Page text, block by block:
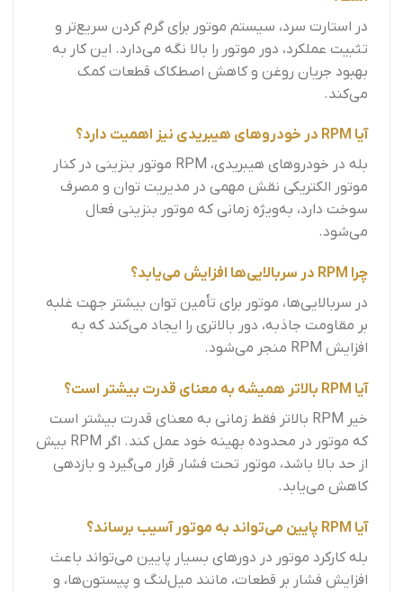
در استارت سرد، سیستم موتور برای گرم کردن سریع‌تر و
تثبیت عملکرد، دور موتور را بالا نگه می‌دارد. این کار به
بهبود جریان روغن و کاهش اصطکاک قطعات کمک
می‌کند.
آیا RPM در خودروهای هیبریدی نیز اهمیت دارد؟
بله در خودروهای هیبریدی، RPM موتور بنزینی در کنار
موتور الکتریکی نقش مهمی در مدیریت توان و مصرف
سوخت دارد، به‌ویژه زمانی که موتور بنزینی فعال
می‌شود.
چرا RPM در سربالایی‌ها افزایش می‌یابد؟
در سربالایی‌ها، موتور برای تأمین توان بیشتر جهت غلبه
بر مقاومت جاذبه، دور بالاتری را ایجاد می‌کند که به
افزایش RPM منجر می‌شود.
آیا RPM بالاتر همیشه به معنای قدرت بیشتر است؟
خیر RPM بالاتر فقط زمانی به معنای قدرت بیشتر است
که موتور در محدوده بهینه خود عمل کند. اگر RPM بیش
از حد بالا باشد، موتور تحت فشار قرار می‌گیرد و بازدهی
کاهش می‌یابد.
آیا RPM پایین می‌تواند به موتور آسیب برساند؟
بله کارکرد موتور در دورهای بسیار پایین می‌تواند باعث
افزایش فشار بر قطعات، مانند میل‌لنگ و پیستون‌ها، و